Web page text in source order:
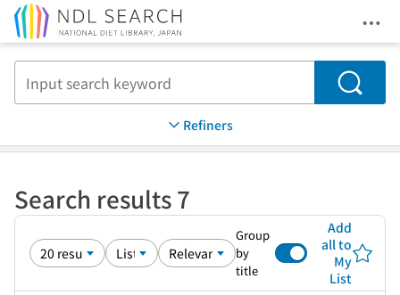
Search
Refiners
Search results 7
Group
by
title
Add
all to
My
List